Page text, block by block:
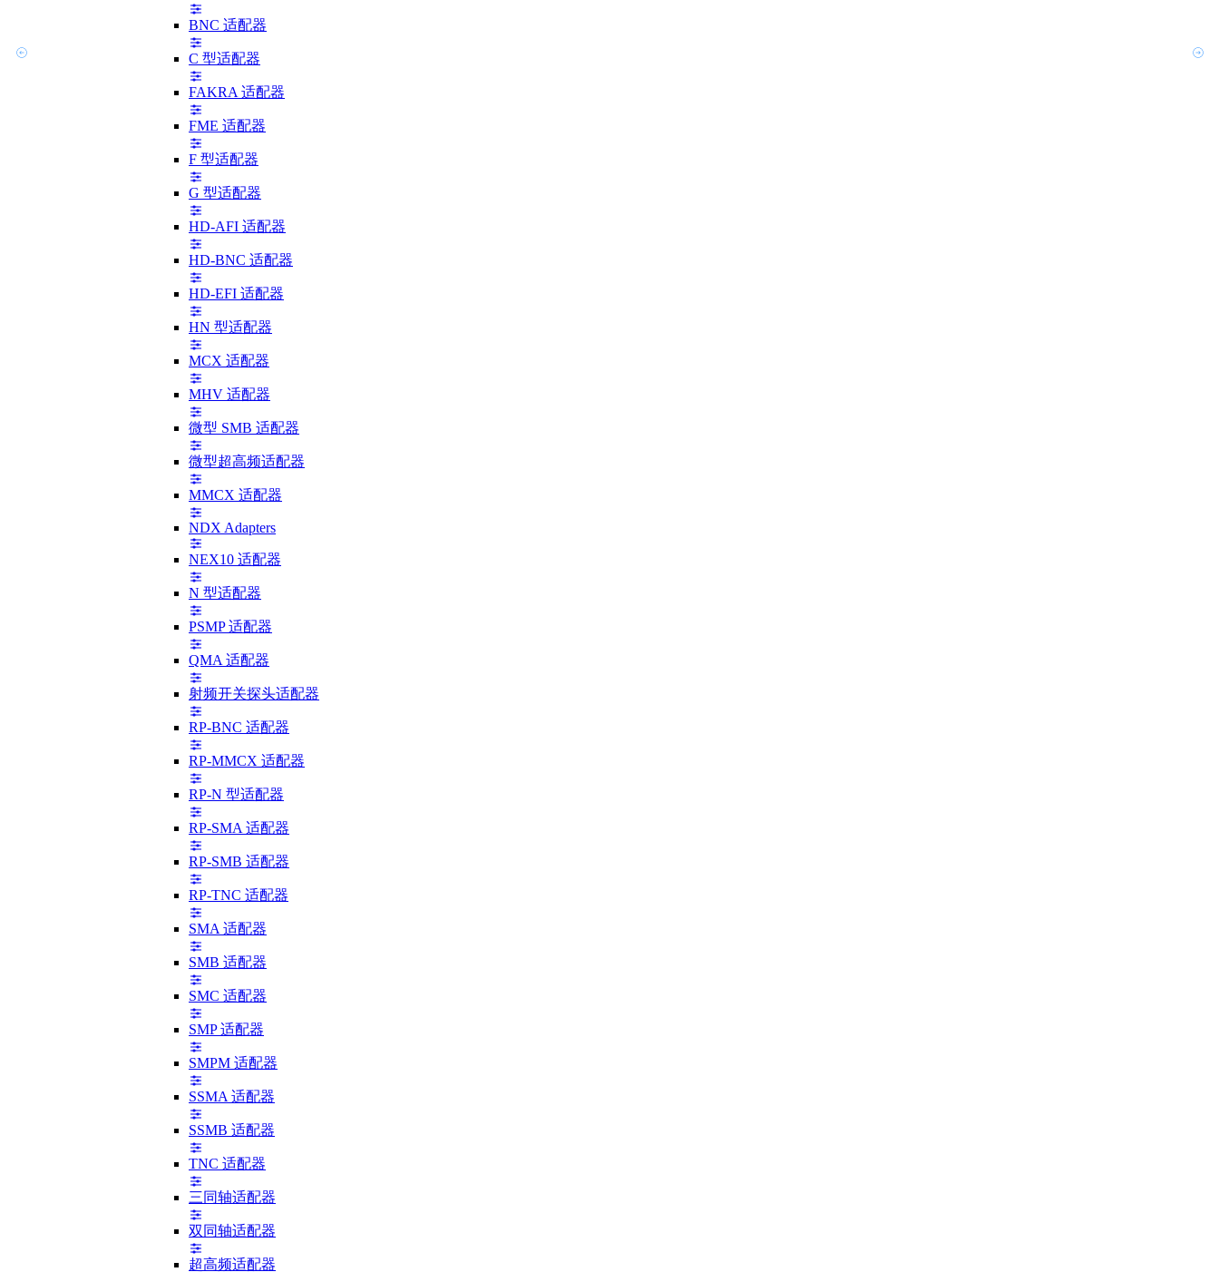
BNC 适配器
C 型适配器
FAKRA 适配器
FME 适配器
F 型适配器
G 型适配器
HD-AFI 适配器
HD-BNC 适配器
HD-EFI 适配器
HN 型适配器
MCX 适配器
MHV 适配器
微型 SMB 适配器
微型超高频适配器
MMCX 适配器
NDX Adapters
NEX10 适配器
N 型适配器
PSMP 适配器
QMA 适配器
射频开关探头适配器
RP-BNC 适配器
RP-MMCX 适配器
RP-N 型适配器
RP-SMA 适配器
RP-SMB 适配器
RP-TNC 适配器
SMA 适配器
SMB 适配器
SMC 适配器
SMP 适配器
SMPM 适配器
SSMA 适配器
SSMB 适配器
TNC 适配器
三同轴适配器
双同轴适配器
超高频适配器